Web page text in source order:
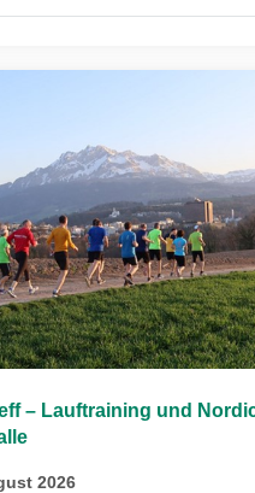
– Lauftraining und
2026